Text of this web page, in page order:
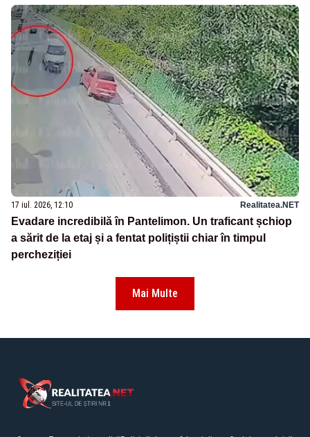
17 iul. 2026, 12:10 Realitatea.NET
Evadare incredibilă în Pantelimon. Un traficant șchiop
a sărit de la etaj și a fentat polițiștii chiar în timpul
percheziției
Mai Multe